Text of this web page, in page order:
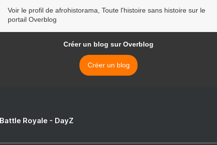
Voir le profil de afrohistorama, Toute l'histoire sans histoire sur le
portail Overblog
Créer un blog sur Overblog
Créer un blog
Royale - DayZ